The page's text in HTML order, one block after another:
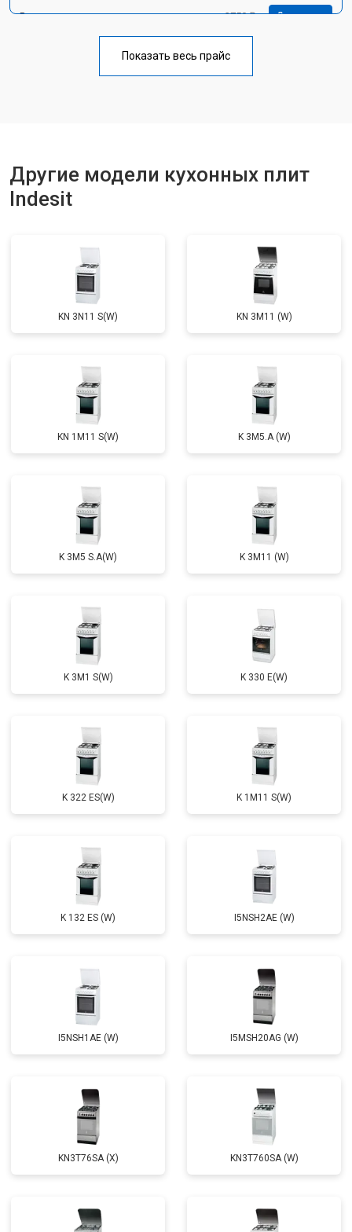
Ремонт электропроводки от 2750 ₽ Заказать
Ремонт чугунной конфорки от 2600 ₽
Показать весь прайс
Другие модели кухонных плит
Indesit
KN 3N11 S(W) KN 3M11 (W)
KN 1M11 S(W) K 3M5.A (W)
K 3M5 S.A(W) K 3M11 (W)
K 3M1 S(W) K 330 E(W)
K 322 ES(W) K 1M11 S(W)
K 132 ES (W) I5NSH2AE (W)
I5NSH1AE (W) I5MSH20AG (W)
KN3T76SA (X) KN3T760SA (W)